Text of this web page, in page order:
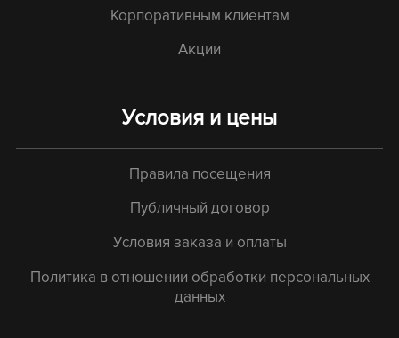
Корпоративным клиентам
Акции
Условия и цены
Правила посещения
Публичный договор
Условия заказа и оплаты
Политика в отношении обработки персональных
данных